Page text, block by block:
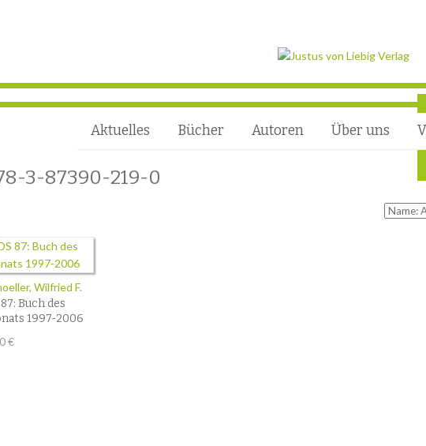
Aktuelles Bücher Autoren Über uns
3-87390-219-0
Wilfried F.
Buch des
1997-2006
€